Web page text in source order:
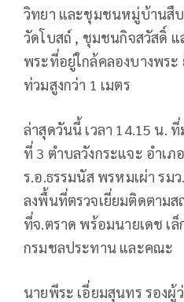
วิทยา และชุมชนหมู่บ้านสื
วัดโบสถ์ , ชุมชนกิจสวัสดิ์
พระที่อยู่ใกล้คลองบางพระ
ท่วมสูงกว่า 1 เมตร
ล่าสุดวันนี้ เวลา 14.15 น.
ที่ 3 ตำบลวังกระแจะ อำเภ
ร.อ.ธรรมนัส พรหมเผ่า รม
ลงพื้นที่ตรวจเยี่ยมติดตาม
ที่จ.ตราด พร้อมนายเดช เ
กรมชลประทาน และคณะ
นายพีระ เอี่ยมสุนทร รองผู้